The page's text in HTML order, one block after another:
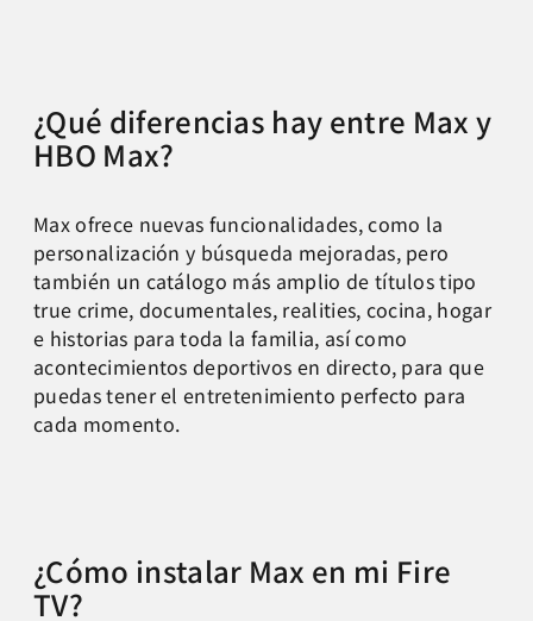
¿Qué diferencias hay entre Max y
HBO Max?
Max ofrece nuevas funcionalidades, como la
personalización y búsqueda mejoradas, pero
también un catálogo más amplio de títulos tipo
true crime, documentales, realities, cocina, hogar
e historias para toda la familia, así como
acontecimientos deportivos en directo, para que
puedas tener el entretenimiento perfecto para
cada momento.
¿Cómo instalar Max en mi Fire
TV?